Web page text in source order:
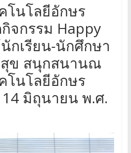
โนโลยีอักษร
จกรรม Happy
กเรียน-นักศึกษา
ข สนุกสนานณ
โนโลยีอักษร
มิถุนายน พ.ศ.